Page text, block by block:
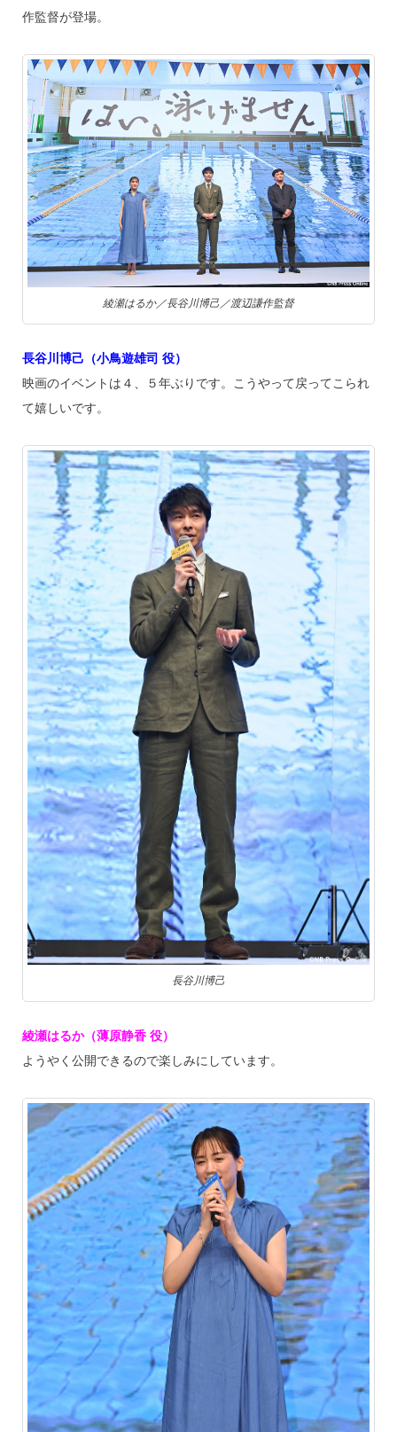
作監督が登場。
綾瀬はるか／長谷川博己／渡辺謙作監督
長谷川博己（小鳥遊雄司 役）
映画のイベントは４、５年ぶりです。こうやって戻ってこられ
て嬉しいです。
長谷川博己
綾瀬はるか（薄原静香 役）
ようやく公開できるので楽しみにしています。